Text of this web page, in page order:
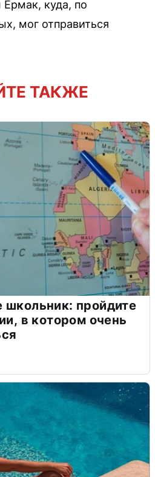
куда, по
мог отправиться
ТАКЖЕ
школьник: пройдите
в котором очень